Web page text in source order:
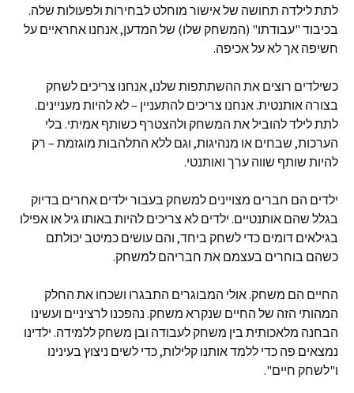
לתת לילדה תחושה של אישור מוחלט לבחירות ולפעולות שלה.
בכיבוד "עבודתו" (המשחק שלו) של המדען, אנחנו אחראיים על
חשיפה אך לא על אכיפה.
כשילדים רוצים את ההשתתפות שלנו, אנחנו צריכים לשחק
בצורה אותנטית. אנחנו צריכים להתעניין – לא להיות מעניינים.
לתת לילד להוביל את המשחק ולהצטרף כשותף אמיתי. בלי
הערכות, שבחים או מנהיגות, וגם ללא התלהבות מוגזמת – רק
להיות שותף שווה ערך ואותנטי.
ילדים הם חברים מצויינים למשחק בעבור ילדים אחרים בדיוק
בגלל שהם אותנטיים. ילדים לא צריכים להיות באותו גיל או אפילו
בגילאים דומים כדי לשחק ביחד, והם עושים כמיטב יכולתם
כשהם בוחרים בעצמם את חבריהם למשחק.
החיים הם משחק. אולי המבוגרים התבגרו ושכחו את החלק
המהותי הזה של החיים שנקרא משחק. נהפכנו לרציניים ועשינו
הבחנה מלאכותית בין משחק לעבודה ובן משחק ללמידה. ילדינו
נמצאים פה כדי ללמד אותנו קלילות, כדי לשים ניצוץ בעינינו
ו"לשחק חיים".